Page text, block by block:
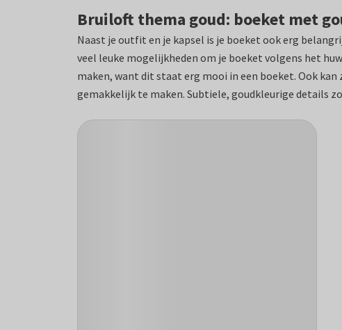
Bruiloft thema goud: boeket met
Naast je outfit en je kapsel is je boeket ook erg
veel leuke mogelijkheden om je boeket volgens het
maken, want dit staat erg mooi in een boeket. Ook
gemakkelijk te maken. Subtiele, goudkleurige details